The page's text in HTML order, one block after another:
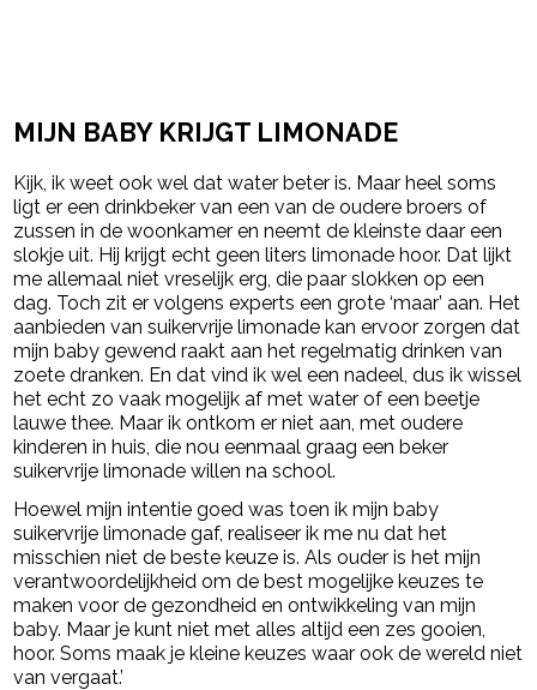
MIJN BABY KRIJGT LIMONADE
Kijk, ik weet ook wel dat water beter is. Maar heel soms
ligt er een drinkbeker van een van de oudere broers of
zussen in de woonkamer en neemt de kleinste daar een
slokje uit. Hij krijgt echt geen liters limonade hoor. Dat lijkt
me allemaal niet vreselijk erg, die paar slokken op een
dag. Toch zit er volgens experts een grote ‘maar’ aan. Het
aanbieden van suikervrije limonade kan ervoor zorgen dat
mijn baby gewend raakt aan het regelmatig drinken van
zoete dranken. En dat vind ik wel een nadeel, dus ik wissel
het echt zo vaak mogelijk af met water of een beetje
lauwe thee. Maar ik ontkom er niet aan, met oudere
kinderen in huis, die nou eenmaal graag een beker
suikervrije limonade willen na school.
Hoewel mijn intentie goed was toen ik mijn baby
suikervrije limonade gaf, realiseer ik me nu dat het
misschien niet de beste keuze is. Als ouder is het mijn
verantwoordelijkheid om de best mogelijke keuzes te
maken voor de gezondheid en ontwikkeling van mijn
baby. Maar je kunt niet met alles altijd een zes gooien,
hoor. Soms maak je kleine keuzes waar ook de wereld niet
van vergaat.’